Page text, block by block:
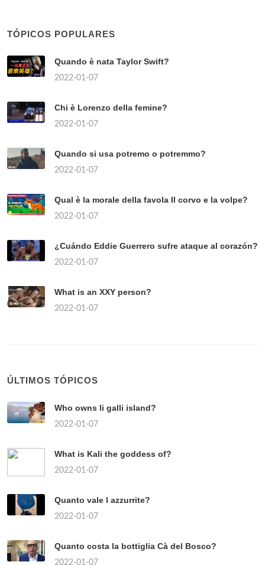
TÓPICOS POPULARES
Quando è nata Taylor Swift?
2022-01-07
Chi è Lorenzo della femine?
2022-01-07
Quando si usa potremo o potremmo?
2022-01-07
Qual è la morale della favola Il corvo e la volpe?
2022-01-07
¿Cuándo Eddie Guerrero sufre ataque al corazón?
2022-01-07
What is an XXY person?
2022-01-07
ÚLTIMOS TÓPICOS
Who owns li galli island?
2022-01-07
What is Kali the goddess of?
2022-01-07
Quanto vale l azzurrite?
2022-01-07
Quanto costa la bottiglia Cà del Bosco?
2022-01-07